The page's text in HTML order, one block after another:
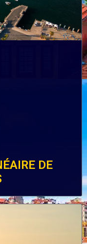
DE